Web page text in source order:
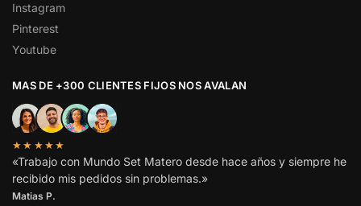
Instagram
Pinterest
Youtube
MAS DE +300 CLIENTES FIJOS NOS AVALAN
★★★★★
«Trabajo con Mundo Set Matero desde hace años y siempre he
recibido mis pedidos sin problemas.»
Matias P.